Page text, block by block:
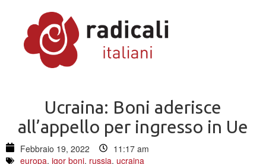
Ucraina: Boni aderisce
all’appello per ingresso in Ue
Febbraio 19, 2022
11:17 am
europa, igor boni, russia, ucraina